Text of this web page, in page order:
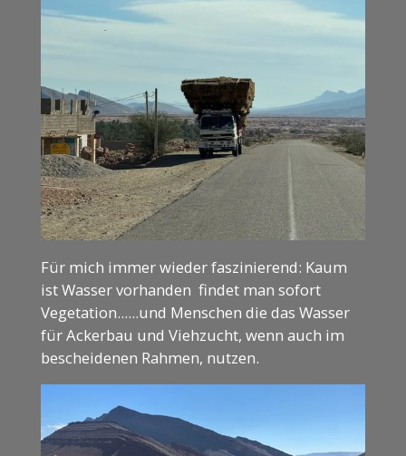
Für mich immer wieder faszinierend: Kaum
ist Wasser vorhanden findet man sofort
Vegetation......und Menschen die das Wasser
für Ackerbau und Viehzucht, wenn auch im
bescheidenen Rahmen, nutzen.